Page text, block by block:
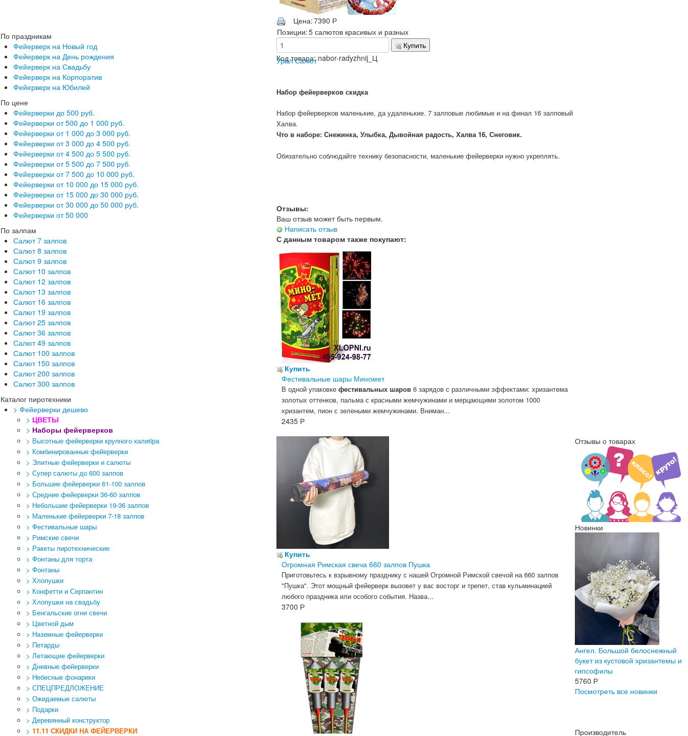
По праздникам
Фейерверк на Новый год
Фейерверк на День рождения
Фейерверк на Свадьбу
Фейерверк на Корпоратив
Фейерверк на Юбилей
По цене
Фейерверки до 500 руб.
Фейерверки от 500 до 1 000 руб.
Фейерверки от 1 000 до 3 000 руб.
Фейерверки от 3 000 до 4 500 руб.
Фейерверки от 4 500 до 5 500 руб.
Фейерверки от 5 500 до 7 500 руб.
Фейерверки от 7 500 до 10 000 руб.
Фейерверки от 10 000 до 15 000 руб.
Фейерверки от 15 000 до 30 000 руб.
Фейерверки от 30 000 до 50 000 руб.
Фейерверки от 50 000
По залпам
Салют 7 залпов
Салют 8 залпов
Салют 9 залпов
Салют 10 залпов
Салют 12 залпов
Салют 13 залпов
Салют 16 залпов
Салют 19 залпов
Салют 25 залпов
Салют 36 залпов
Салют 49 залпов
Салют 100 залпов
Салют 150 залпов
Салют 200 залпов
Салют 300 залпов
Каталог пиротехники
> Фейерверки дешево
> ЦВЕТЫ
> Наборы фейерверков
> Высотные фейерверки крупного калибра
> Комбинированные фейерверки
> Элитные фейерверки и салюты
> Супер салюты до 600 залпов
> Большие фейерверки 61-100 залпов
> Средние фейерверки 36-60 залпов
> Небольшие фейерверки 19-36 залпов
> Маленькие фейерверки 7-18 залпов
> Фестивальные шары
> Римские свечи
> Ракеты пиротехнические
> Фонтаны для торта
> Фонтаны
> Хлопушки
> Конфетти и Серпантин
> Хлопушки на свадьбу
> Бенгальские огни свечи
> Цветной дым
> Наземные фейерверки
> Петарды
> Летающие фейерверки
> Дневные фейерверки
> Небесные фонарики
> СПЕЦПРЕДЛОЖЕНИЕ
> Ожидаемые салюты
> Подарки
> Деревянный конструктор
> 11.11 СКИДКИ НА ФЕЙЕРВЕРКИ
Цена:7390 Р
Позиции:5 салютов красивых и разных
Купить
Код товара:nabor-radyzhnij_Ц
Урал Салют
Набор фейерверков скидка
Набор фейерверков маленькие, да удаленькие. 7 залповые любимые и на финал 16 залповый
Халва.
Что в наборе: Снежинка, Улыбка, Дывойная радость, Халва 16, Снеговик.
Обязательно соблюдайте технику безопасности, маленькие фейерверки нужно укреплять.
Отзывы:
Ваш отзыв может быть первым.
Написать отзыв
С данным товаром также покупают:
Купить
Фестивальные шары Миномет
В одной упаковке фестивальных шаров 6 зарядов с различными эффектами: хризантема
золотых оттенков, пальма с красными жемчужинами и мерцающими золотом 1000
хризантем, пион с зелеными жемчужинами. Вниман...
2435 Р
Купить
Огромная Римская свеча 660 залпов Пушка
Приготовьтесь к взрывному празднику с нашей Огромной Римской свечой на 660 залпов
"Пушка". Этот мощный фейерверк вызовет у вас восторг и трепет, став кульминацией
любого праздника или особого события. Назва...
3700 Р
Отзывы о товарах
Новинки
Ангел. Большой белоснежный
букет из кустовой хризантемы и
гипсофилы
5760 Р
Посмотреть все новинки
Производитель